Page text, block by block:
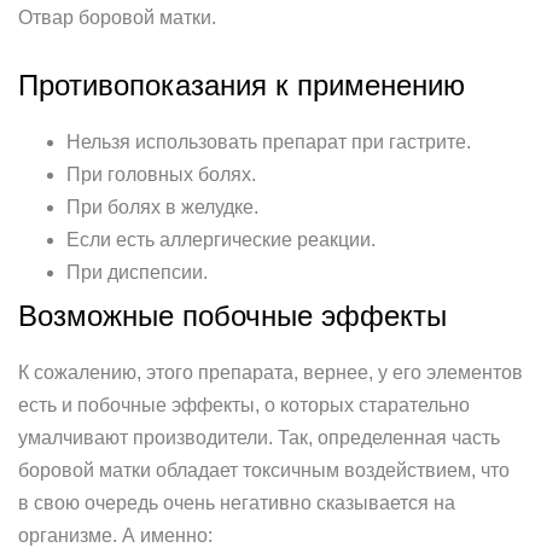
Отвар боровой матки.
Противопоказания к применению
Нельзя использовать препарат при гастрите.
При головных болях.
При болях в желудке.
Если есть аллергические реакции.
При диспепсии.
Возможные побочные эффекты
К сожалению, этого препарата, вернее, у его элементов
есть и побочные эффекты, о которых старательно
умалчивают производители. Так, определенная часть
боровой матки обладает токсичным воздействием, что
в свою очередь очень негативно сказывается на
организме. А именно: